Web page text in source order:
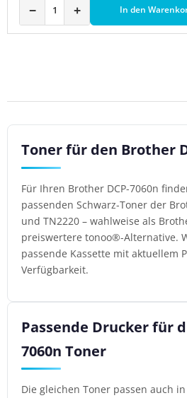
− + In den
Toner für den Brother
Für Ihren Brother DCP-7060n
passenden Schwarz-Toner der
und TN2220 – wahlweise als
preiswertere tonoo®-Alternative.
passende Kassette mit aktuellem
Verfügbarkeit.
Passende Drucker für
7060n Toner
Die gleichen Toner passen auch